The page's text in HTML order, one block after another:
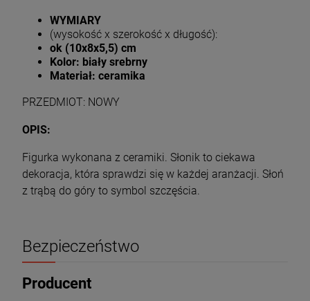
WYMIARY
(wysokość x szerokość x długość):
ok (10x8x5,5) cm
Kolor: biały srebrny
Materiał: ceramika
PRZEDMIOT: NOWY
OPIS:
Figurka wykonana z ceramiki. Słonik to ciekawa
dekoracja, która sprawdzi się w każdej aranżacji. Słoń
z trąbą do góry to symbol szczęścia.
Bezpieczeństwo
Producent